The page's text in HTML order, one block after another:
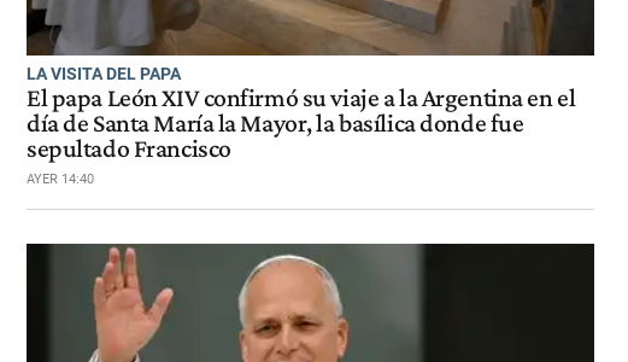
LA VISITA DEL PAPA
El papa León XIV confirmó su viaje a la Argentina en el
día de Santa María la Mayor, la basílica donde fue
sepultado Francisco
AYER 14:40